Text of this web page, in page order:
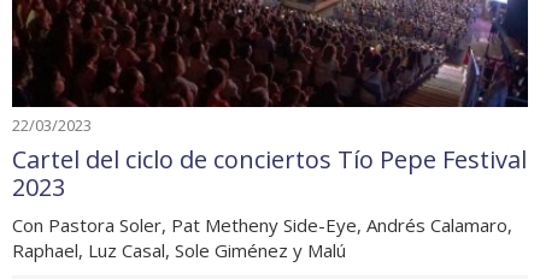
22/03/2023
Cartel del ciclo de conciertos Tío Pepe Festival
2023
Con Pastora Soler, Pat Metheny Side-Eye, Andrés Calamaro,
Raphael, Luz Casal, Sole Giménez y Malú